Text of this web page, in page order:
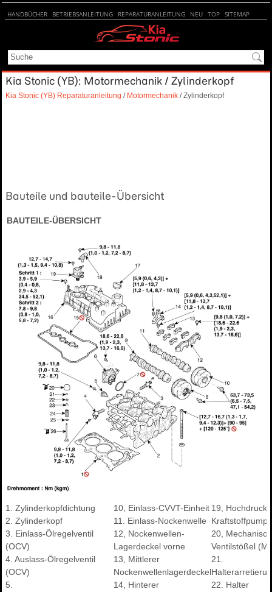
HANDBÜCHER BETRIEBSANLEITUNG REPARATURANLEITUNG NEU TOP SITEMAP
Kia Stonic (YB): Motormechanik / Zylinderkopf
Kia Stonic (YB) Reparaturanleitung / Motormechanik / Zylinderkopf
Bauteile und bauteile-Übersicht
BAUTEILE-ÜBERSICHT
1. Zylinderkopfdichtung
2. Zylinderkopf
3. Einlass-Ölregelventil
(OCV)
4. Auslass-Ölregelventil
(OCV)
5.
10, Einlass-CVVT-Einheit
11. Einlass-Nockenwelle
12, Nockenwellen-
Lagerdeckel vorne
13, Mittlerer
Nockenwellenlagerdeckel
14, Hinterer
19, Hochdruck-
Kraftstoffpumpe
20,
Ventilstößel
21.
22. Halter